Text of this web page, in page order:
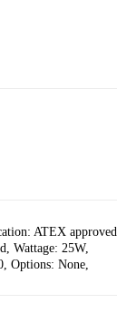
ATEX approved,
Wattage: 25W,
Options: None,